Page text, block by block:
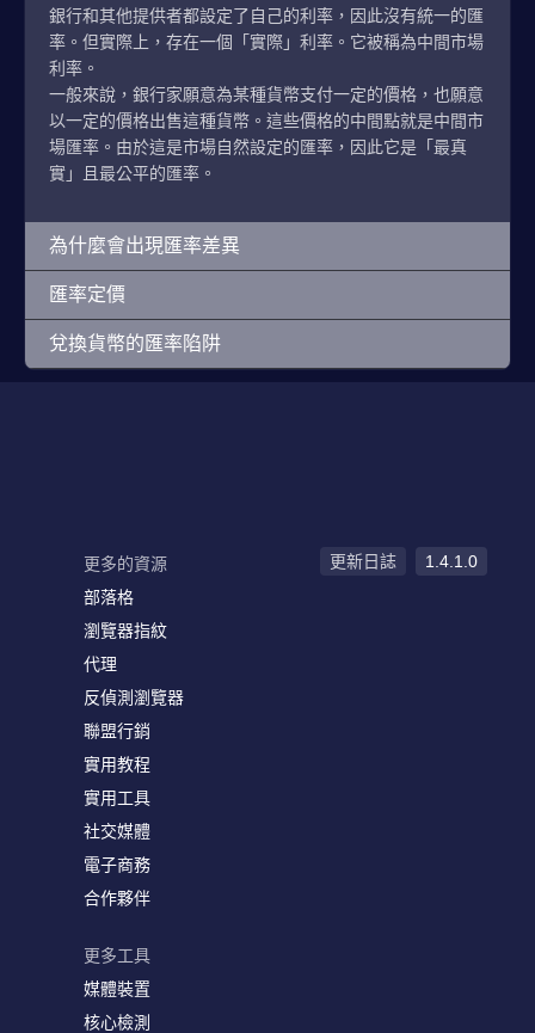
銀行和其他提供者都設定了自己的利率，因此沒有統一的匯
率。但實際上，存在一個「實際」利率。它被稱為中間市場
利率。
一般來說，銀行家願意為某種貨幣支付一定的價格，也願意
以一定的價格出售這種貨幣。這些價格的中間點就是中間市
場匯率。由於這是市場自然設定的匯率，因此它是「最真
實」且最公平的匯率。
為什麼會出現匯率差異
匯率定價
兌換貨幣的匯率陷阱
更多的資源
部落格
瀏覽器指紋
代理
反偵測瀏覽器
聯盟行銷
實用教程
實用工具
社交媒體
電子商務
合作夥伴
更多工具
媒體裝置
核心檢測
更新日誌 1.4.1.0